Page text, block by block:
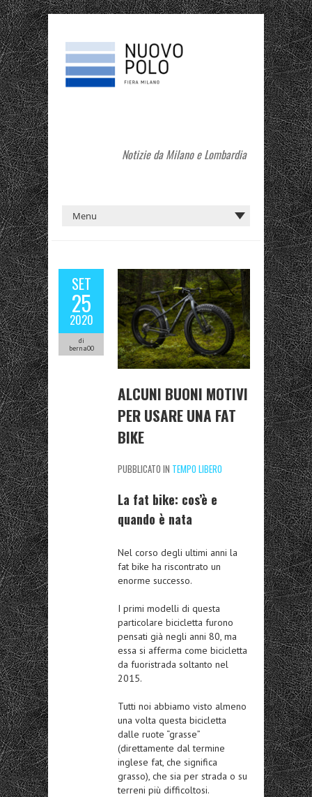
Notizie da Milano e Lombardia
SET
25
2020
di
berna00
ALCUNI BUONI MOTIVI
PER USARE UNA FAT
BIKE
PUBBLICATO IN TEMPO LIBERO
La fat bike: cos’è e
quando è nata
Nel corso degli ultimi anni la
fat bike ha riscontrato un
enorme successo.
I primi modelli di questa
particolare bicicletta furono
pensati già negli anni 80, ma
essa si afferma come bicicletta
da fuoristrada soltanto nel
2015.
Tutti noi abbiamo visto almeno
una volta questa bicicletta
dalle ruote “grasse”
(direttamente dal termine
inglese fat, che significa
grasso), che sia per strada o su
terreni più difficoltosi.